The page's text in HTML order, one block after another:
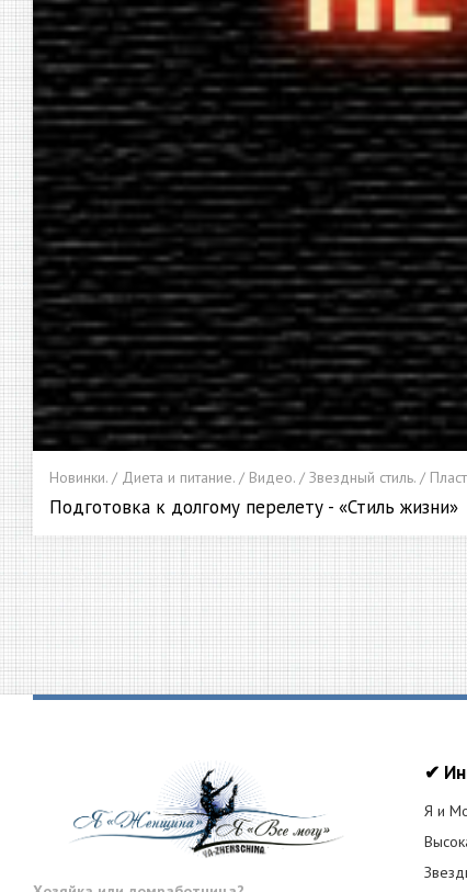
Новинки. / Диета и питание. / Видео. / Звездный стиль. /
Подготовка к долгому перелету - «Стиль жизни»
✔
Я и